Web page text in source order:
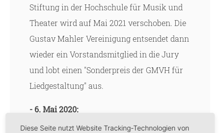
Stiftung in der Hochschule für Musik und
Theater wird auf Mai 2021 verschoben. Die
Gustav Mahler Vereinigung entsendet dann
wieder ein Vorstandsmitglied in die Jury
und lobt einen "Sonderpreis der GMVH für
Liedgestaltung" aus.
- 6. Mai 2020:
Der in Verbindung mit der
Diese Seite nutzt Website Tracking-Technologien von